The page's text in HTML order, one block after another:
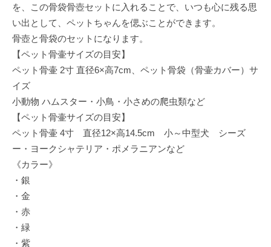
を、この骨袋骨壺セットに入れることで、いつも心に残る思
い出として、ペットちゃんを偲ぶことができます。
骨壺と骨袋のセットになります。
【ペット骨壷サイズの目安】
ペット骨壷 2寸 直径6×高7cm、ペット骨袋（骨壷カバー）サ
イズ
小動物 ハムスター・小鳥・小さめの爬虫類など
【ペット骨壷サイズの目安】
ペット骨壷 4寸 直径12×高14.5cm 小～中型犬 シーズ
ー・ヨークシャテリア・ポメラニアンなど
《カラー》
・銀
・金
・赤
・緑
・紫